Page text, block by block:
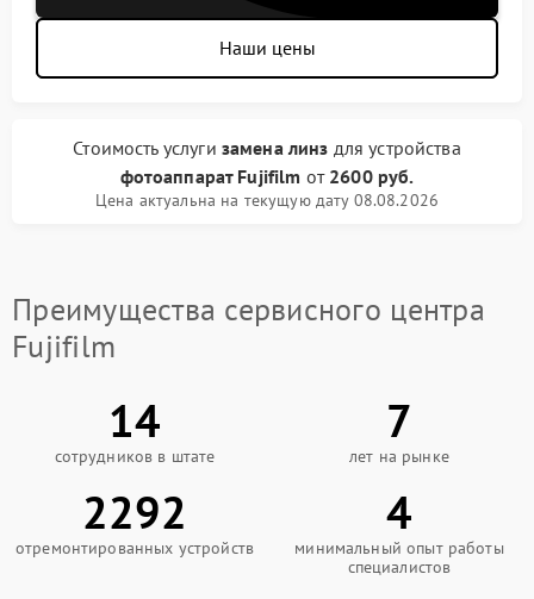
Наши цены
Стоимость услуги замена линз для устройства
фотоаппарат Fujifilm от 2600 руб.
Цена актуальна на текущую дату 08.08.2026
Преимущества сервисного центра
Fujifilm
14
сотрудников в штате
7
лет на рынке
2292
отремонтированных устройств
4
минимальный опыт работы
специалистов